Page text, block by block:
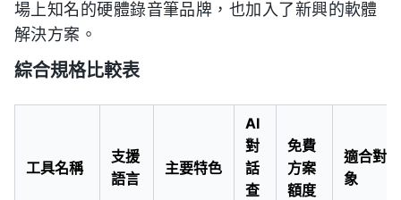
場上知名的硬體錄音筆品牌，也加入了新興的軟體
解決方案。
綜合規格比較表
工具名稱
支援
語言
主要特色
AI
對
話
查
免費
方案
額度
適合對
象